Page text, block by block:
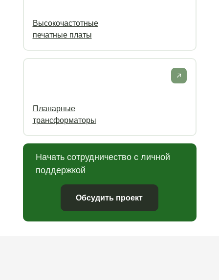
Начать сотрудничество с личной
поддержкой
Высокочастотные
печатные платы
Планарные
трансформаторы
Обсудить проект